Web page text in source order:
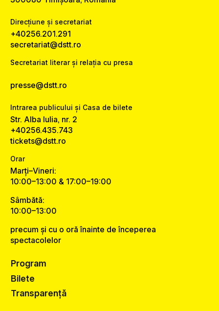
Direcțiune și secretariat
+40256.201.291
secretariat@dstt.ro
Secretariat literar și relația cu presa
presse@dstt.ro
Intrarea publicului și Casa de bilete
Str. Alba Iulia, nr. 2
+40256.435.743
tickets@dstt.ro
Orar
Marți–Vineri:
10:00–13:00 & 17:00–19:00
Sâmbătă:
10:00–13:00
precum și cu o oră înainte de începerea
spectacolelor
Program
Bilete
Transparență